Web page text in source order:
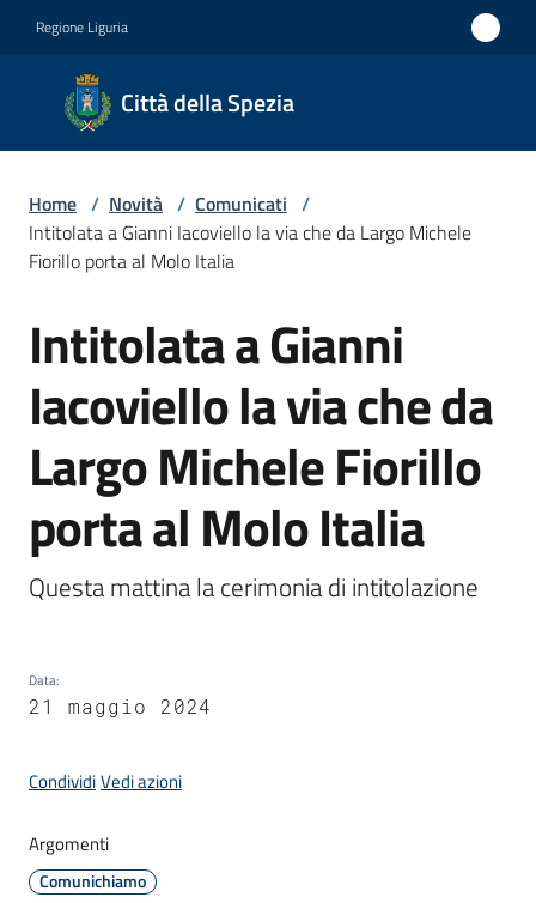
Regione Liguria
Città della Spezia
Città
della
Medaglia
d'oro al
Civile
Medaglia
d'argento
al Valor
Militare
Novità
Menu selezionato
il
Comune
Home / Novità / Comunicati /
Intitolata a Gianni Iacoviello la via che da Largo Michele
Fiorillo porta al Molo Italia
Salta al contenuto
Intitolata a Gianni
Iacoviello la via che da
Largo Michele Fiorillo
porta al Molo Italia
Questa mattina la cerimonia di intitolazione
Data:
21 maggio 2024
CondividiVedi azioni
Argomenti
Comunichiamo